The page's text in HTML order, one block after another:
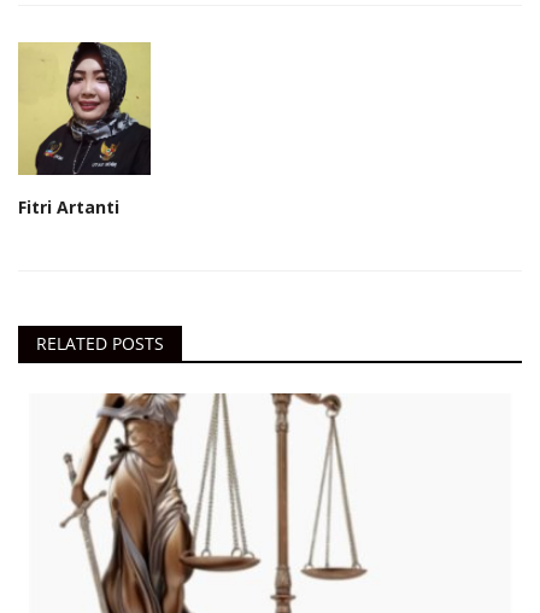
Fitri Artanti
RELATED POSTS